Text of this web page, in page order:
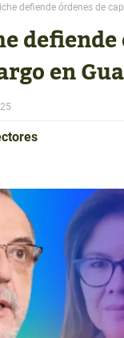
defiende órdenes de
en